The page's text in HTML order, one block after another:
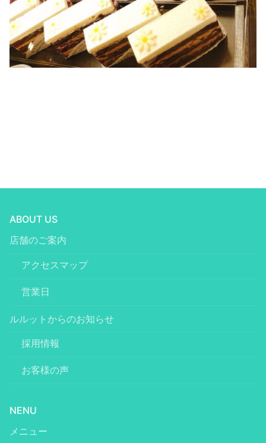
ABOUT US
店舗のご案内
アクセスマップ
営業日
ルルットからのお知らせ
採用情報
お客様の声
NENU
メニュー